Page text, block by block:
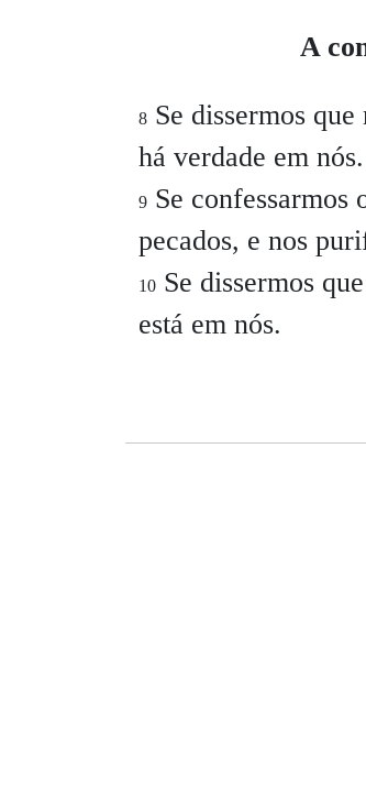
A
8 Se dissermos
há verdade em nós.
9 Se confessarmos
pecados, e nos
10 Se dissermos
está em nós.